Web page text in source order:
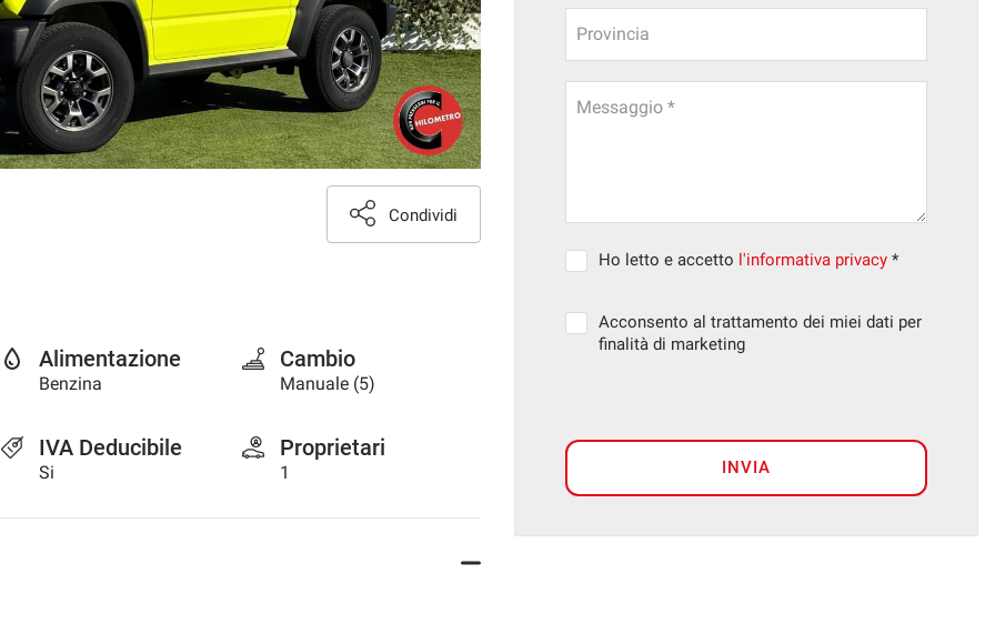
Condividi
Alimentazione
Benzina
Cambio
Manuale (5)
IVA Deducibile
Si
Proprietari
1
Provincia
Messaggio *
Ho letto e accetto l'informativa privacy *
Acconsento al trattamento dei miei dati per
finalità di marketing
INVIA